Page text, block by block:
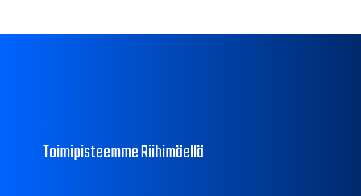
Toimipisteemme Riihimäellä